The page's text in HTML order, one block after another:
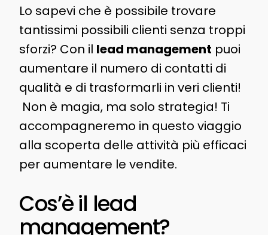
Lo sapevi che è possibile trovare
tantissimi possibili clienti senza troppi
sforzi? Con il lead management puoi
aumentare il numero di contatti di
qualità e di trasformarli in veri clienti!
Non è magia, ma solo strategia! Ti
accompagneremo in questo viaggio
alla scoperta delle attività più efficaci
per aumentare le vendite.
Cos’è il lead
management?